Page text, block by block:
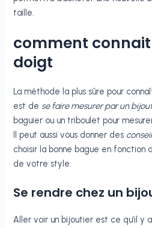
taille.
comment
doigt
La méthode la plus sûre pour
est de se faire mesurer par un
baguier ou un triboulet pour
Il peut aussi vous donner des
choisir la bonne bague en fonction
de votre style.
Se rendre chez un
Aller voir un bijoutier est ce qu’il y